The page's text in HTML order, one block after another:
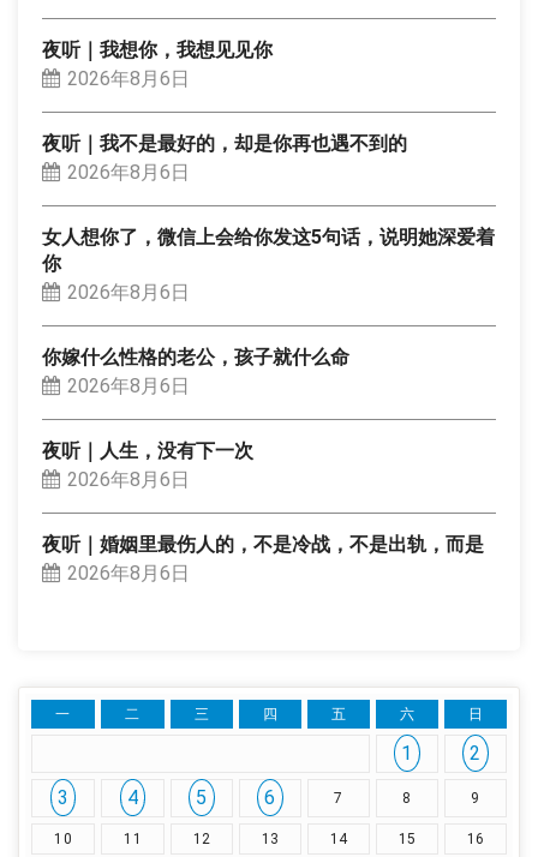
夜听｜我想你，我想见见你
2026年8月6日
夜听｜我不是最好的，却是你再也遇不到的
2026年8月6日
女人想你了，微信上会给你发这5句话，说明她深爱着
你
2026年8月6日
你嫁什么性格的老公，孩子就什么命
2026年8月6日
夜听｜人生，没有下一次
2026年8月6日
夜听｜婚姻里最伤人的，不是冷战，不是出轨，而是
2026年8月6日
一 二 三 四 五 六 日
1
2
3
4 5 6 7 8 9
10 11 12 13 14 15 16